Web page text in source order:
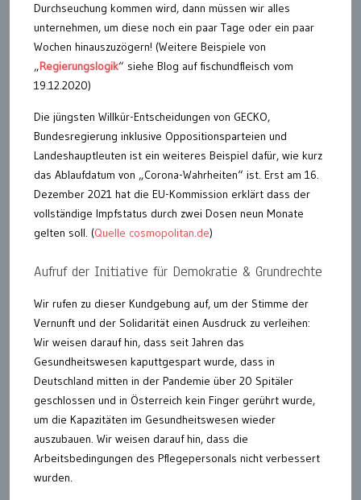
Durchseuchung kommen wird, dann müssen wir alles
unternehmen, um diese noch ein paar Tage oder ein paar
Wochen hinauszuzögern! (Weitere Beispiele von
„Regierungslogik“ siehe Blog auf fischundfleisch vom
19.12.2020)
Die jüngsten Willkür-Entscheidungen von GECKO,
Bundesregierung inklusive Oppositionsparteien und
Landeshauptleuten ist ein weiteres Beispiel dafür, wie kurz
das Ablaufdatum von „Corona-Wahrheiten“ ist. Erst am 16.
Dezember 2021 hat die EU-Kommission erklärt dass der
vollständige Impfstatus durch zwei Dosen neun Monate
gelten soll. (Quelle cosmopolitan.de)
Aufruf der Initiative für Demokratie & Grundrechte
Wir rufen zu dieser Kundgebung auf, um der Stimme der
Vernunft und der Solidarität einen Ausdruck zu verleihen:
Wir weisen darauf hin, dass seit Jahren das
Gesundheitswesen kaputtgespart wurde, dass in
Deutschland mitten in der Pandemie über 20 Spitäler
geschlossen und in Österreich kein Finger gerührt wurde,
um die Kapazitäten im Gesundheitswesen wieder
auszubauen. Wir weisen darauf hin, dass die
Arbeitsbedingungen des Pflegepersonals nicht verbessert
wurden.